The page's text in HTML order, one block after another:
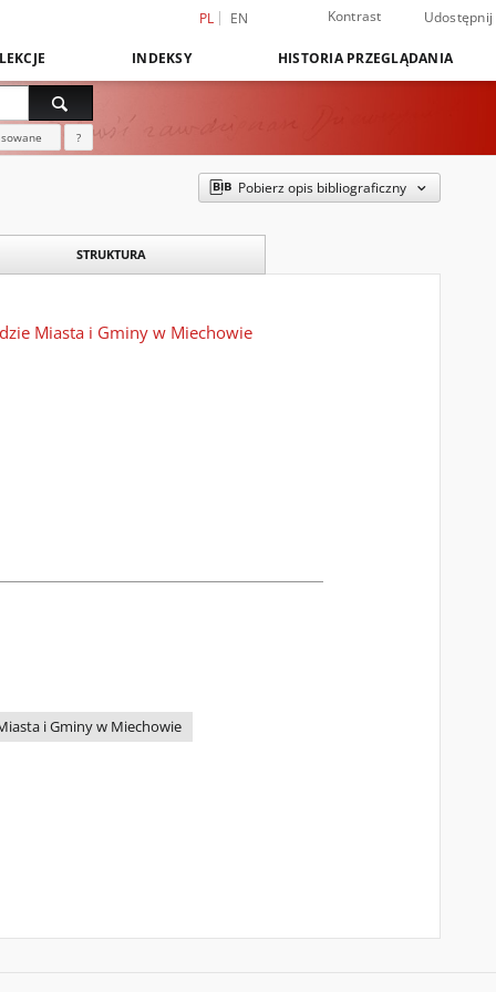
PL EN Kontrast Udostępnij
INDEKSY HISTORIA PRZEGLĄDANIA
?
Pobierz opis bibliograficzny
STRUKTURA
Miasta i Gminy w Miechowie
i Gminy w Miechowie